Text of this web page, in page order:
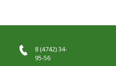
8 (4742) 34-
95-56